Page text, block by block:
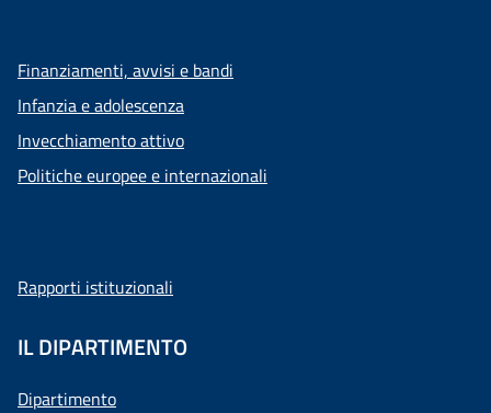
Finanziamenti, avvisi e bandi
Infanzia e adolescenza
Invecchiamento attivo
Politiche europee e internazionali
Rapporti istituzionali
IL DIPARTIMENTO
Dipartimento